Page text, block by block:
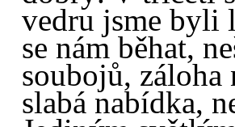
vedru jsme byli
se nám běhat,
soubojů,
slabá nabídka,